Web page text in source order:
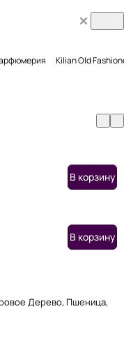
Kilian Old
В корзину
В корзину
Дерево, Пшеница,